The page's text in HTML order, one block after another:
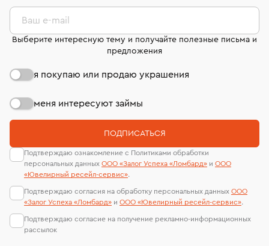
комиссионных украшений и часов смотрите на
странице«Возврат украшений»
лабораторий
Ваш e-mail
Выберите интересную тему и получайте полезные письма и
предложения
я покупаю или продаю украшения
меня интересуют займы
ПОДПИСАТЬСЯ
Подтверждаю ознакомление с Политиками обработки
персональных данных ООО «Залог Успеха «Ломбард» и ООО
«Ювелирный ресейл-сервиc».
Подтверждаю согласия на обработку персональных данных ООО
«Залог Успеха «Ломбард» и ООО «Ювелирный ресейл-сервиc».
Подтверждаю согласие на получение рекламно-информационных
рассылок